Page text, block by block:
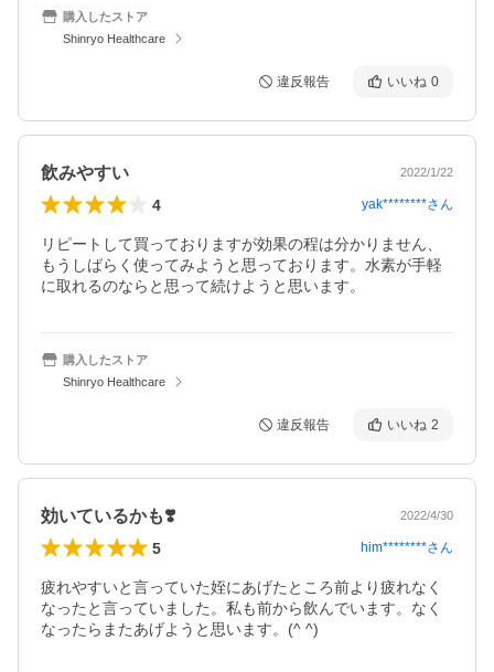
購入したストア
Shinryo Healthcare
違反報告 いいね 0
飲みやすい 2022/1/22
4 yak********さん
リピートして買っておりますが効果の程は分かりません、
もうしばらく使ってみようと思っております。水素が手軽
に取れるのならと思って続けようと思います。
購入したストア
Shinryo Healthcare
違反報告 いいね 2
効いているかも❣️ 2022/4/30
5 him********さん
疲れやすいと言っていた姪にあげたところ前より疲れなく
なったと言っていました。私も前から飲んでいます。なく
なったらまたあげようと思います。(^ ^)